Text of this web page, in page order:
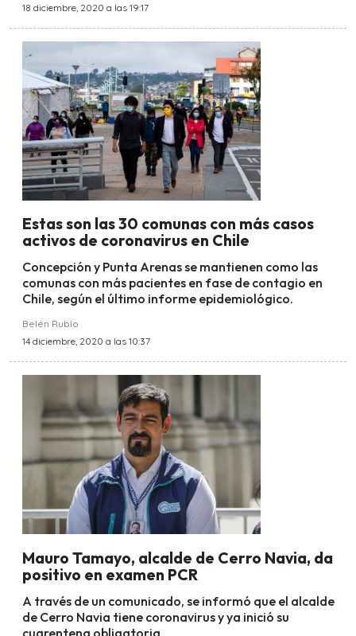
18 diciembre, 2020 a las 19:17
Estas son las 30 comunas con más casos
activos de coronavirus en Chile
Concepción y Punta Arenas se mantienen como las
comunas con más pacientes en fase de contagio en
Chile, según el último informe epidemiológico.
Belén Rubio
14 diciembre, 2020 a las 10:37
Mauro Tamayo, alcalde de Cerro Navia, da
positivo en examen PCR
A través de un comunicado, se informó que el alcalde
de Cerro Navia tiene coronavirus y ya inició su
cuarentena obligatoria.